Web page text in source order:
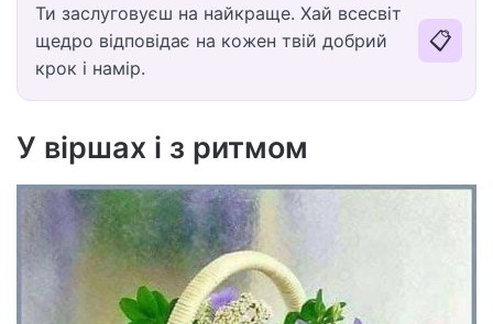
Ти заслуговуєш на найкраще. Хай всесвіт
щедро відповідає на кожен твій добрий
крок і намір.
📋
У віршах і з ритмом